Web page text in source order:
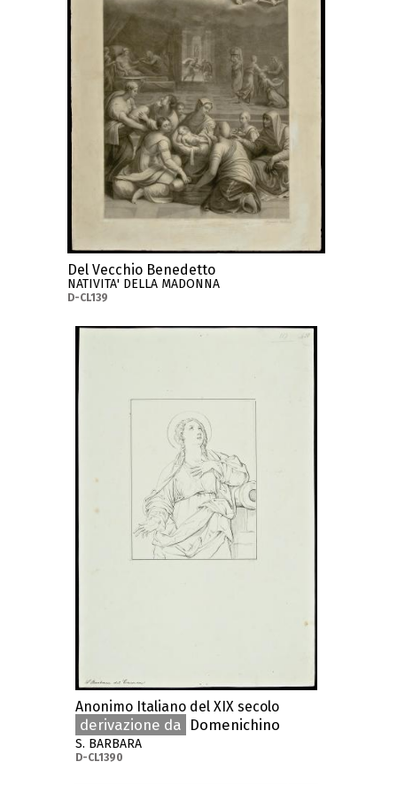
Del Vecchio Benedetto
NATIVITA' DELLA MADONNA
D-CL139
Anonimo Italiano del XIX secolo
derivazione da Domenichino
S. BARBARA
D-CL1390